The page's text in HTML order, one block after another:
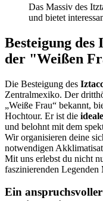
Das Massiv des
und bietet
Besteigung
der "Weißen
Die Besteigung des
Zentralmexiko. Der
„Weiße Frau“ bekannt,
Hochtour. Er ist die
und belohnt mit dem
Wir organisieren deine
notwendigen
Mit uns erlebst du nicht
faszinierenden Legenden
Ein